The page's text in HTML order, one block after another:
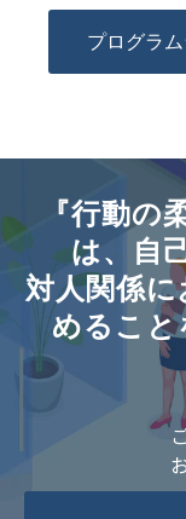
プログラ
『行動の
は、自
対人関係
めること